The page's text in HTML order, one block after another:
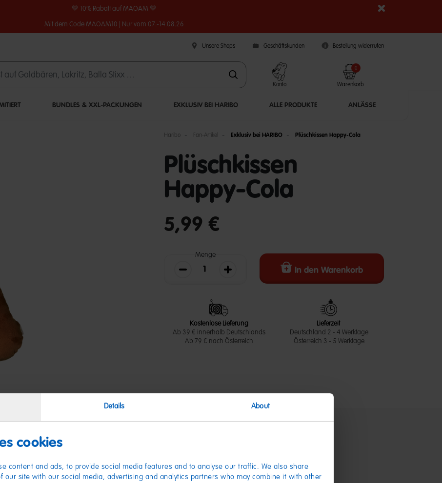
Details About
cookies
content and ads, to provide social media features and to analyse our traffic. We also share
our site with our social media, advertising and analytics partners who may combine it with other
💛 10% Rabatt auf MAOAM 💛
Mit dem Code MAOAM10 | Nur vom 07.-14.08.26
Unsere Shops Geschäftskunden Bestellung widerrufen
Konto Warenkorb
0
BUNDLES & XXL-PACKUNGEN EXKLUSIV BEI HARIBO ALLE PRODUKTE ANLÄSSE
Haribo Fan-Artikel Exklusiv bei HARIBO Plüschkissen Happy-Cola
Plüschkissen
Happy-Cola
undefined out of 5 Customer Rating
5,99 €
Menge
Die Menge verringernDie Menge erhöhen In den Warenkorb
Kostenlose Lieferung
Ab 39 € innerhalb Deutschlands
Ab 79 € nach Österreich
Lieferzeit
Deutschland 2 - 4 Werktage
Österreich 3 - 5 Werktage
Kuscheln mit Happy Cola?